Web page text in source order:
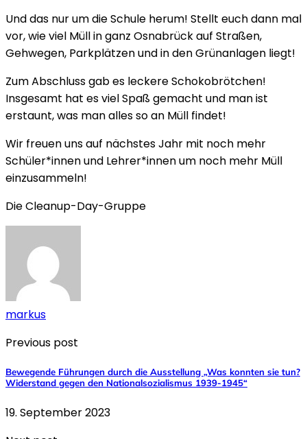
Und das nur um die Schule herum! Stellt euch dann mal
vor, wie viel Müll in ganz Osnabrück auf Straßen,
Gehwegen, Parkplätzen und in den Grünanlagen liegt!
Zum Abschluss gab es leckere Schokobrötchen!
Insgesamt hat es viel Spaß gemacht und man ist
erstaunt, was man alles so an Müll findet!
Wir freuen uns auf nächstes Jahr mit noch mehr
Schüler*innen und Lehrer*innen um noch mehr Müll
einzusammeln!
Die Cleanup-Day-Gruppe
markus
Previous post
Bewegende Führungen durch die Ausstellung „Was konnten sie tun?
Widerstand gegen den Nationalsozialismus 1939-1945“
19. September 2023